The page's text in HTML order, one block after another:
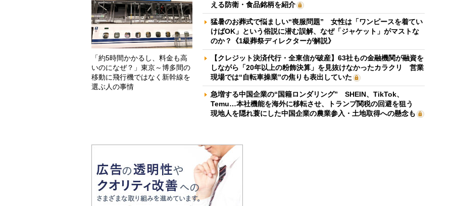
「約5時間かかるし、料金も高
いのになぜ？」東京～博多間の
移動に飛行機ではなく新幹線を
選ぶ人の事情
える防衛・食品銘柄を紹介
猛暑のお葬式で悩ましい“喪服問題” 女性は「ワンピースを着てい
けばOK」という俗説に潜む誤解、なぜ「ジャケット」がマストな
のか？《1級葬祭ディレクターが解説》
【クレジット決済代行・全東信が破産】63社もの金融機関が融資を
しながら「20年以上の粉飾決算」を見抜けなかったカラクリ 営業
現場では“自転車操業”の焦りも表出していた
急増する中国企業の“国籍ロンダリング” SHEIN、TikTok、
Temu…本社機能を海外に移転させ、トランプ関税の回避を狙う
現地人を隠れ蓑にした中国企業の農業参入・土地取得への懸念も